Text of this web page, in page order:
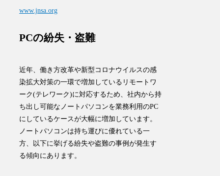
www.jnsa.org
PCの紛失・盗難
近年、働き方改革や新型コロナウイルスの感
染拡大対策の一環で増加しているリモートワ
ーク(テレワーク)に対応するため、社内から持
ち出し可能なノートパソコンを業務利用のPC
にしているケースが大幅に増加しています。
ノートパソコンは持ち運びに優れている一
方、以下に挙げる紛失や盗難の事例が発生す
る傾向にあります。